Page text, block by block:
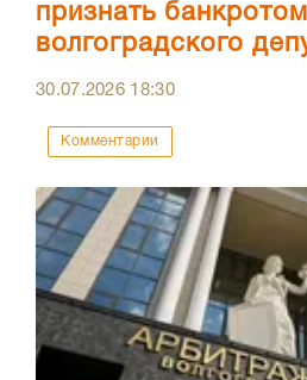
признать
волгоградского
30.07.2026 18:30
Комментарии